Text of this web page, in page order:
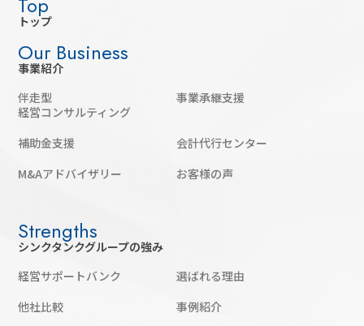
トップ
事業紹介
伴走型
経営コンサルティング
事業承継支援
補助金支援
会計代行センター
M&Aアドバイザリー
お客様の声
シンクタンクグループの強み
経営サポートバンク
選ばれる理由
他社比較
事例紹介